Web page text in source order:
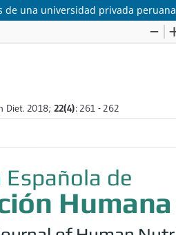
de una universidad privada peruana